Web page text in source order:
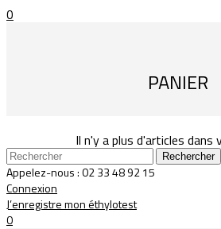
0
PANIER
Il n'y a plus d'articles dans
Rechercher
Appelez-nous :02 33 48 92 15
Connexion
J’enregistre mon éthylotest
0